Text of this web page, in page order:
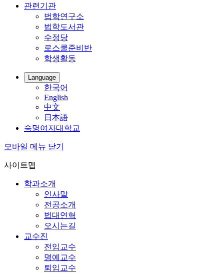
관련기관
법학연구소
법학도서관
수정당
로스쿨준비반
학생활동
Language
한국어
English
中文
日本語
숙명여자대학교
모바일 메뉴 닫기
사이트맵
학과소개
인사말
전공소개
법대연혁
오시는길
교수진
전임교수
명예교수
퇴임교수